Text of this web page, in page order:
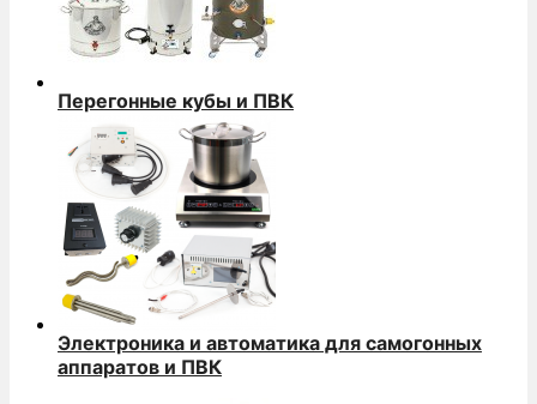
Перегонные кубы и ПВК
Электроника и автоматика для самогонных
аппаратов и ПВК